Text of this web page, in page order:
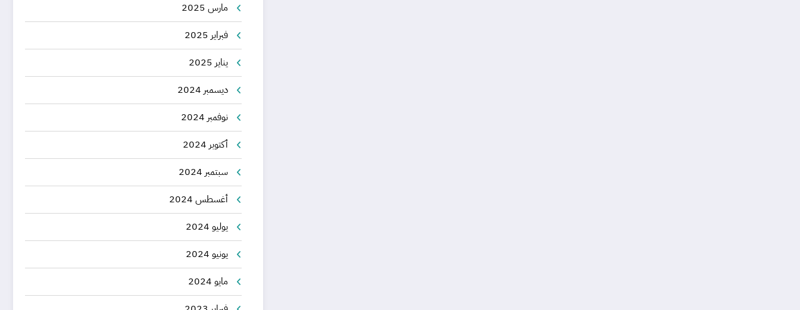
مارس 2025
فبراير 2025
يناير 2025
ديسمبر 2024
نوفمبر 2024
أكتوبر 2024
سبتمبر 2024
أغسطس 2024
يوليو 2024
يونيو 2024
مايو 2024